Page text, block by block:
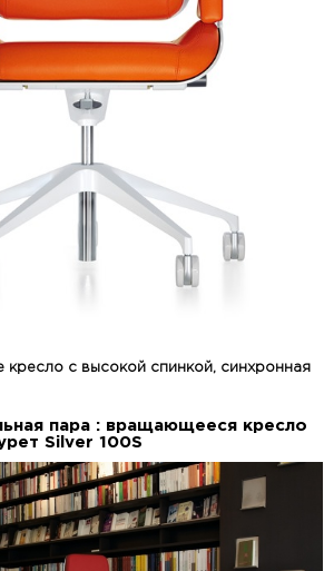
кресло с высокой спинкой, синхронная
пара : вращающееся кресло
Silver 100S